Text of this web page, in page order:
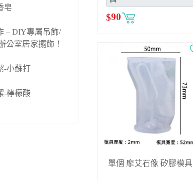
皂
– DIY專屬吊飾/
公室居家擺飾！
-小蘇打
-檸檬酸
$90
單個 摩艾石像 矽膠模具